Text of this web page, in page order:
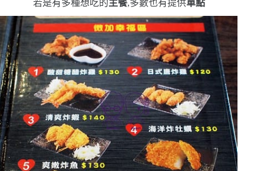
若是有多種想吃的主餐,多數也有提供單點